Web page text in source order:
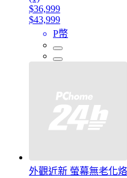
$36,999
$43,999
P幣
外觀近新 螢幕無老化